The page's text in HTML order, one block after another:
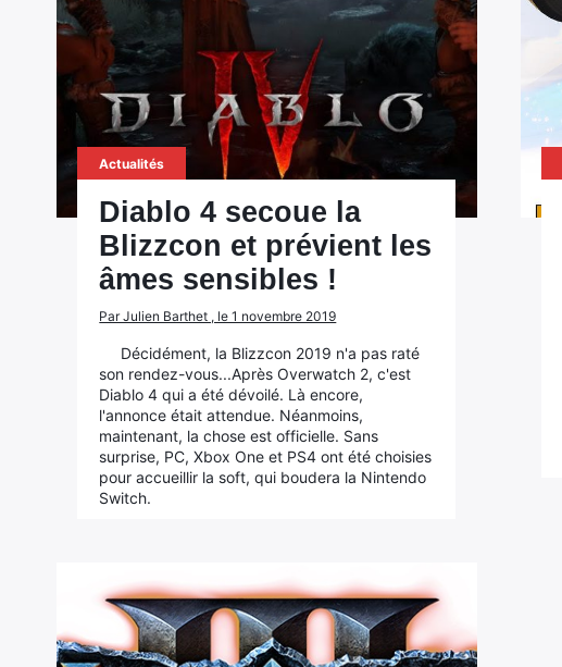
Actualités
Diablo 4 secoue la
Blizzcon et prévient les
âmes sensibles !
Par Julien Barthet , le 1 novembre 2019
Décidément, la Blizzcon 2019 n'a pas raté
son rendez-vous...Après Overwatch 2, c'est
Diablo 4 qui a été dévoilé. Là encore,
l'annonce était attendue. Néanmoins,
maintenant, la chose est officielle. Sans
surprise, PC, Xbox One et PS4 ont été choisies
pour accueillir la soft, qui boudera la Nintendo
Switch.